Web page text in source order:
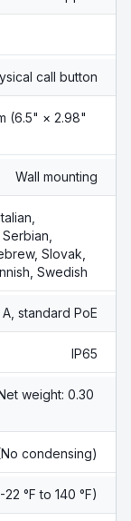
call button
(6.5" × 2.98"
Wall mounting
Slovak,
Swedish
A, standard PoE
IP65
weight: 0.30
condensing)
°F to 140 °F)